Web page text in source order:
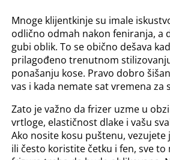
Mnoge klijentkinje su imale
odlično odmah nakon feniranja, a
gubi oblik. To se obično dešava
prilagođeno trenutnom
ponašanju kose. Pravo dobro
vas i kada nemate sat vremena za
Zato je važno da frizer uzme u
vrtloge, elastičnost dlake i vašu
Ako nosite kosu puštenu,
ili često koristite četku i fen, sve to